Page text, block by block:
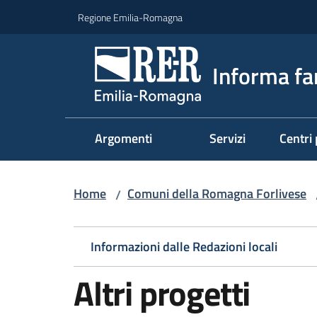
Regione Emilia-Romagna
Informa
Argomenti Servizi Centri
Home / Comuni della Romagna Forlivese
Informazioni dalle Redazioni locali
Altri progetti